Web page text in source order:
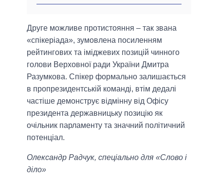
Друге можливе протистояння – так звана
«спікеріада», зумовлена посиленням
рейтингових та іміджевих позицій чинного
голови Верховної ради України Дмитра
Разумкова. Спікер формально залишається
в пропрезидентській команді, втім дедалі
частіше демонструє відмінну від Офісу
президента державницьку позицію як
очільник парламенту та значний політичний
потенціал.
Олександр Радчук, спеціально для «Слово і
діло»